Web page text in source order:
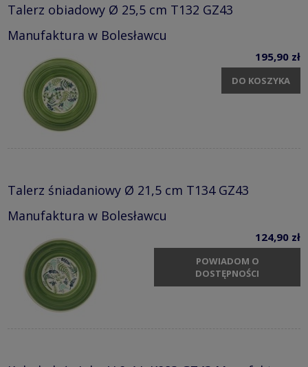
Talerz obiadowy Ø 25,5 cm T132 GZ43
Manufaktura w Bolesławcu
195,90 zł
DO KOSZYKA
Talerz śniadaniowy Ø 21,5 cm T134 GZ43
Manufaktura w Bolesławcu
124,90 zł
POWIADOM O
DOSTĘPNOŚCI